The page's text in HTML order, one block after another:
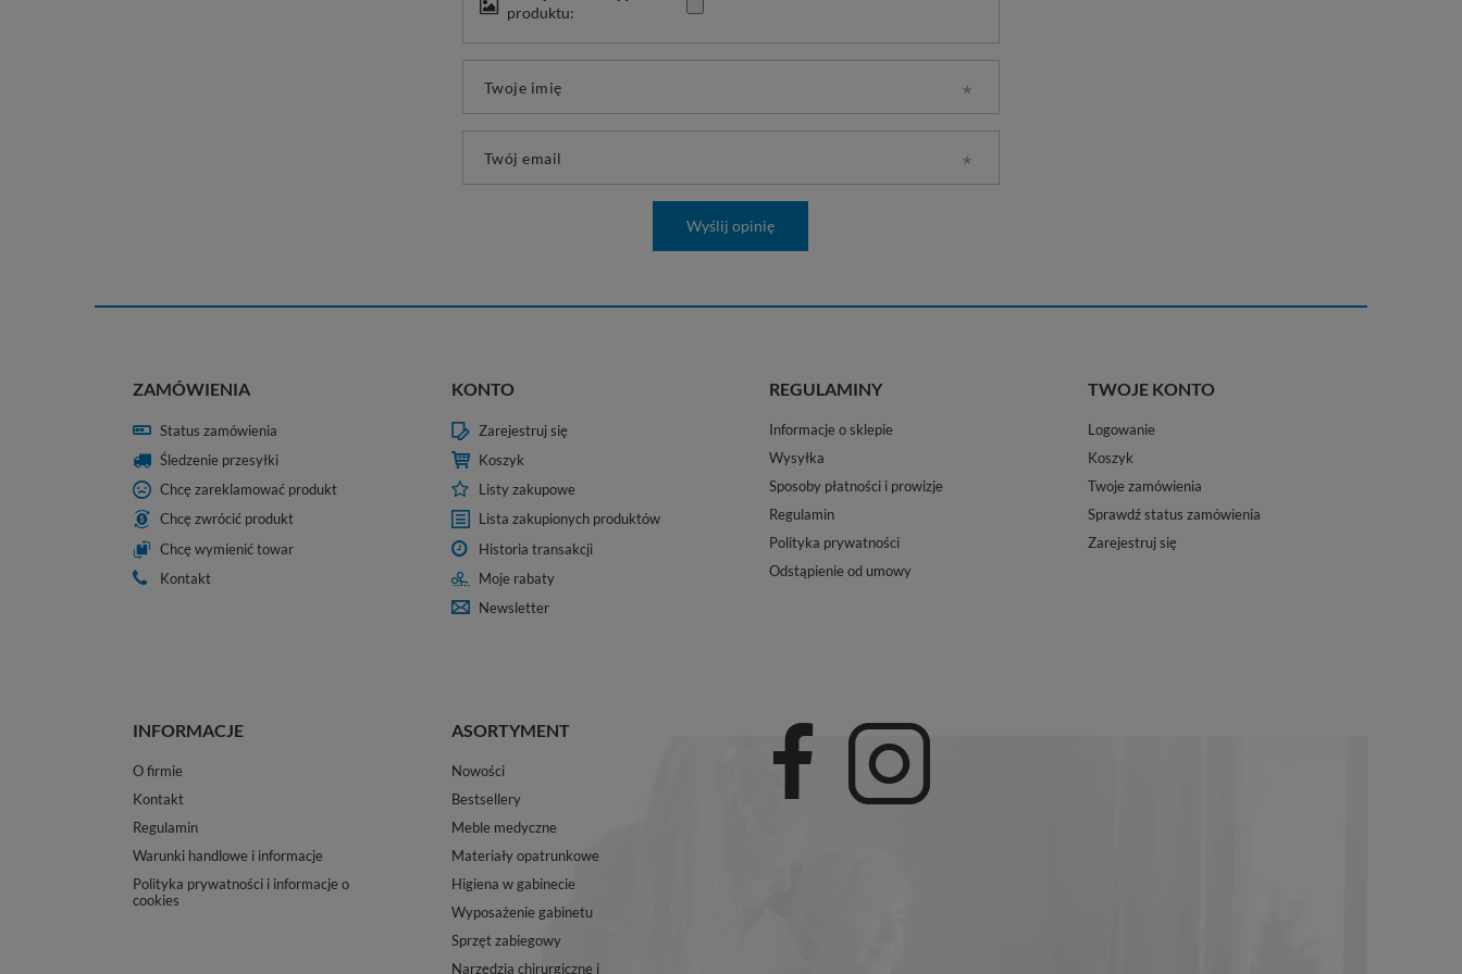
produktu:
Twoje imię
Twój email
Wyślij opinię
ZAMÓWIENIA
Status zamówienia
Śledzenie przesyłki
Chcę zareklamować produkt
Chcę zwrócić produkt
Chcę wymienić towar
Kontakt
KONTO
Zarejestruj się
Koszyk
Listy zakupowe
Lista zakupionych produktów
Historia transakcji
Moje rabaty
Newsletter
REGULAMINY
Informacje o sklepie
Wysyłka
Sposoby płatności i prowizje
Regulamin
Polityka prywatności
Odstąpienie od umowy
TWOJE KONTO
Logowanie
Koszyk
Twoje zamówienia
Sprawdź status zamówienia
Zarejestruj się
INFORMACJE
O firmie
Kontakt
Regulamin
Warunki handlowe i informacje
Polityka prywatności i informacje o
cookies
ASORTYMENT
Nowości
Bestsellery
Meble medyczne
Materiały opatrunkowe
Higiena w gabinecie
Wyposażenie gabinetu
Sprzęt zabiegowy
Narzędzia chirurgiczne i